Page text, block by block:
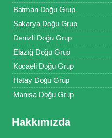
Batman Doğu Grup
Sakarya Doğu Grup
Denizli Doğu Grup
Elazığ Doğu Grup
Kocaeli Doğu Grup
Hatay Doğu Grup
Manisa Doğu Grup
Hakkımızda